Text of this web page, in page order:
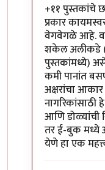
+११ पुस्तकांचे
प्रकार
वेगवेगळे आहे.
शकेल अलीकडे
पुस्तकांमध्ये)
कमी पानांत
अक्षरांचा
आणि डोळ्यांची
तर ई-बुक मध्ये
येणे हा एक